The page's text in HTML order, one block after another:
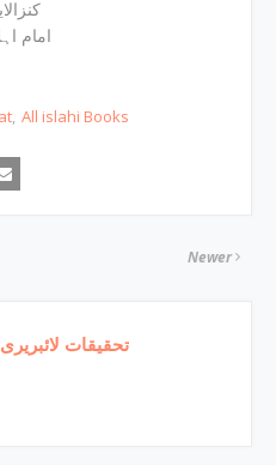
کنزالایمان
All islahi Books
Newer
تحقیقات لائبریری